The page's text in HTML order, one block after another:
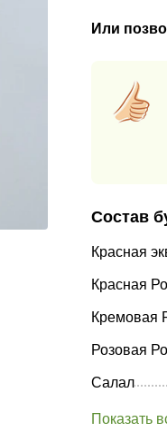
Или
Состав
Красная
Красная
Кремовая
Розовая
Салал
Показать